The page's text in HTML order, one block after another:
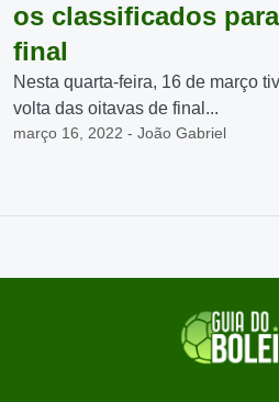
os classificados
final
Nesta quarta-feira, 16 de março
volta das oitavas de final...
março 16, 2022 - João Gabriel